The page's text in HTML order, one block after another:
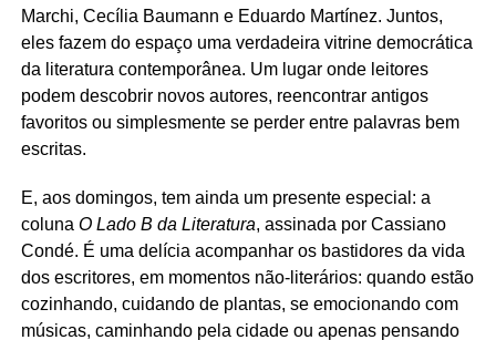
Marchi, Cecília Baumann e Eduardo Martínez. Juntos,
eles fazem do espaço uma verdadeira vitrine democrática
da literatura contemporânea. Um lugar onde leitores
podem descobrir novos autores, reencontrar antigos
favoritos ou simplesmente se perder entre palavras bem
escritas.
E, aos domingos, tem ainda um presente especial: a
coluna O Lado B da Literatura, assinada por Cassiano
Condé. É uma delícia acompanhar os bastidores da vida
dos escritores, em momentos não-literários: quando estão
cozinhando, cuidando de plantas, se emocionando com
músicas, caminhando pela cidade ou apenas pensando